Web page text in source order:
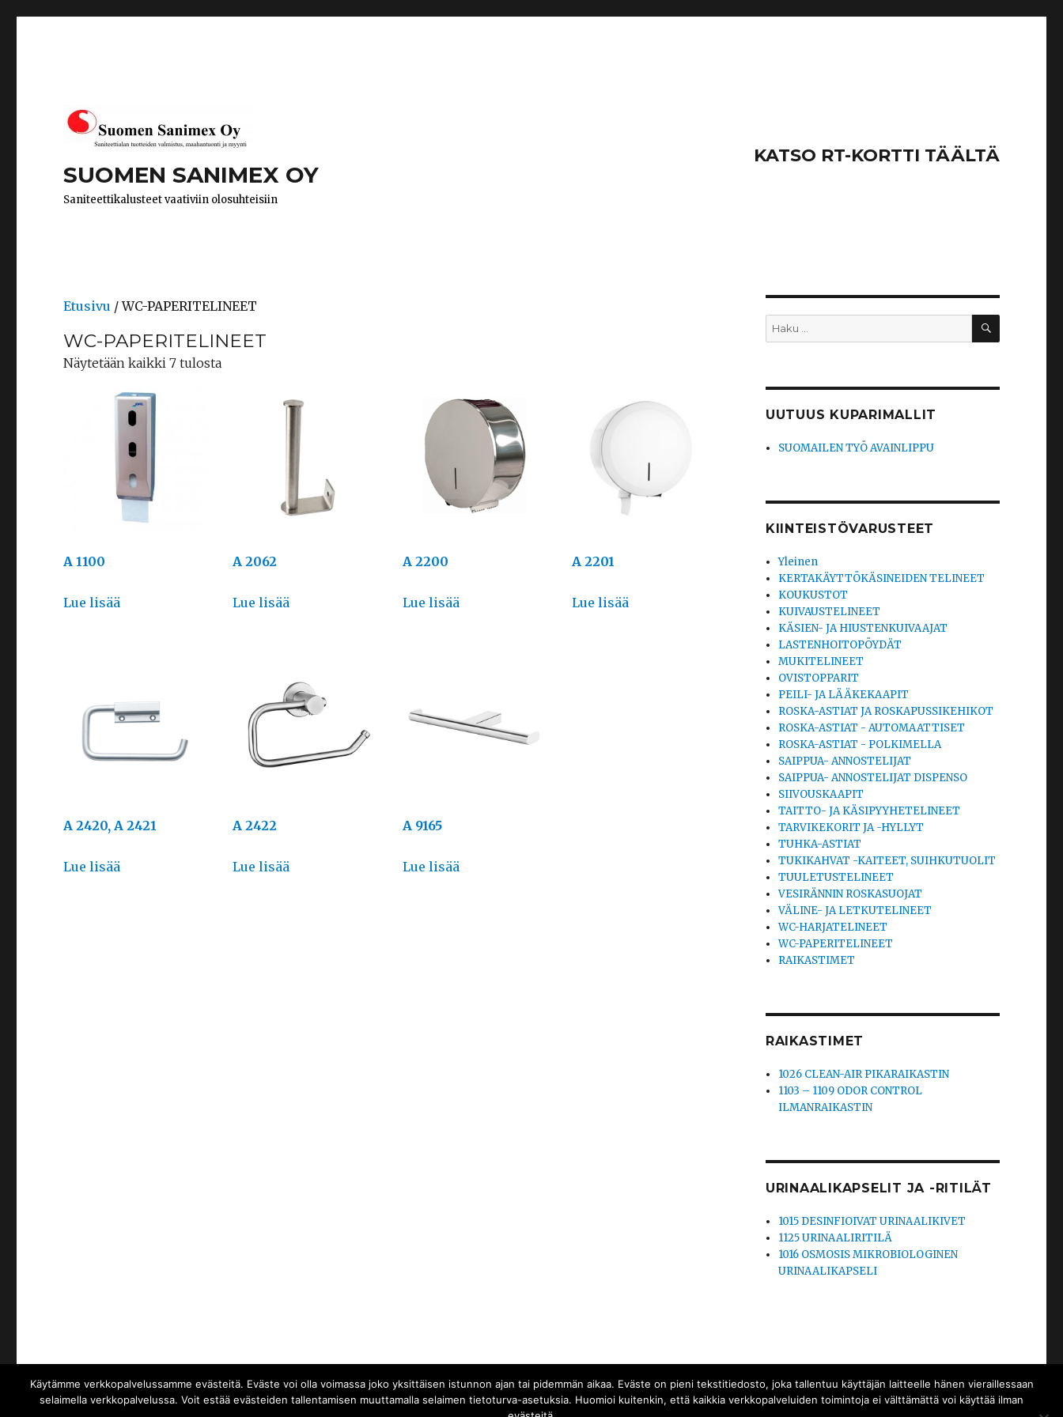
SUOMEN SANIMEX OY
Saniteettikalusteet vaativiin olosuhteisiin
KATSO RT-KORTTI TÄÄLTÄ
Etusivu / WC-PAPERITELINEET
WC-PAPERITELINEET
Näytetään kaikki 7 tulosta
A 1100
Lue lisää
A 2062
Lue lisää
A 2200
Lue lisää
A 2201
Lue lisää
A 2420, A 2421
Lue lisää
A 2422
Lue lisää
A 9165
Lue lisää
Etsi: HAKU
UUTUUS KUPARIMALLIT
SUOMAILEN TYÖ AVAINLIPPU
KIINTEISTÖVARUSTEET
Yleinen
KERTAKÄYTTÖKÄSINEIDEN TELINEET
KOUKUSTOT
KUIVAUSTELINEET
KÄSIEN- JA HIUSTENKUIVAAJAT
LASTENHOITOPÖYDÄT
MUKITELINEET
OVISTOPPARIT
PEILI- JA LÄÄKEKAAPIT
ROSKA-ASTIAT JA ROSKAPUSSIKEHIKOT
ROSKA-ASTIAT - AUTOMAATTISET
ROSKA-ASTIAT - POLKIMELLA
SAIPPUA- ANNOSTELIJAT
SAIPPUA- ANNOSTELIJAT DISPENSO
SIIVOUSKAAPIT
TAITTO- JA KÄSIPYYHETELINEET
TARVIKEKORIT JA -HYLLYT
TUHKA-ASTIAT
TUKIKAHVAT -KAITEET, SUIHKUTUOLIT
TUULETUSTELINEET
VESIRÄNNIN ROSKASUOJAT
VÄLINE- JA LETKUTELINEET
WC-HARJATELINEET
WC-PAPERITELINEET
RAIKASTIMET
RAIKASTIMET
1026 CLEAN-AIR PIKARAIKASTIN
1103 – 1109 ODOR CONTROL
ILMANRAIKASTIN
URINAALIKAPSELIT JA -RITILÄT
1015 DESINFIOIVAT URINAALIKIVET
1125 URINAALIRITILÄ
1016 OSMOSIS MIKROBIOLOGINEN
URINAALIKAPSELI
SUOMEN SANIMEX OY Palvelun tarjoaa WordPress
Käytämme verkkopalvelussamme evästeitä. Eväste voi olla voimassa joko yksittäisen istunnon ajan tai pidemmän aikaa. Eväste on pieni tekstitiedosto, joka tallentuu käyttäjän laitteelle hänen vieraillessaan
selaimella verkkopalvelussa. Voit estää evästeiden tallentamisen muuttamalla selaimen tietoturva-asetuksia. Huomioi kuitenkin, että kaikkia verkkopalveluiden toimintoja ei välttämättä voi käyttää ilman